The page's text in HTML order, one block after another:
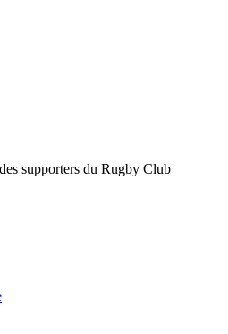
supporters du Rugby Club